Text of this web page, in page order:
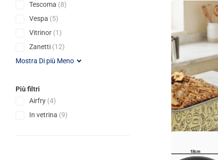
Accademia
Teglia
Antiaderente
Made in Italy,
Esaurito,
Esaurito,
€11,18
Visualizza
Tescoma (8)
Vespa (5)
Vitrinor (1)
Zanetti (12)
Mostra Di più Meno
Più filtri
Airfry (4)
In vetrina (9)